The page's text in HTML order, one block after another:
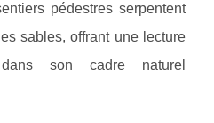
pédestres serpentent
sables, offrant une lecture
son cadre naturel